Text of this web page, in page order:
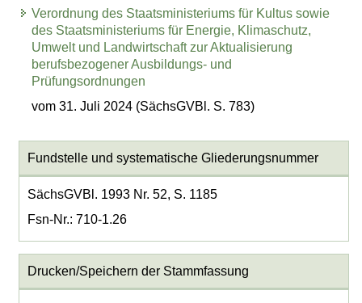
Verordnung des Staatsministeriums für Kultus sowie
des Staatsministeriums für Energie, Klimaschutz,
Umwelt und Landwirtschaft zur Aktualisierung
berufsbezogener Ausbildungs- und
Prüfungsordnungen
vom 31. Juli 2024 (SächsGVBl. S. 783)
Fundstelle und systematische Gliederungsnummer
SächsGVBl. 1993 Nr. 52, S. 1185
Fsn-Nr.: 710-1.26
Drucken/Speichern der Stammfassung